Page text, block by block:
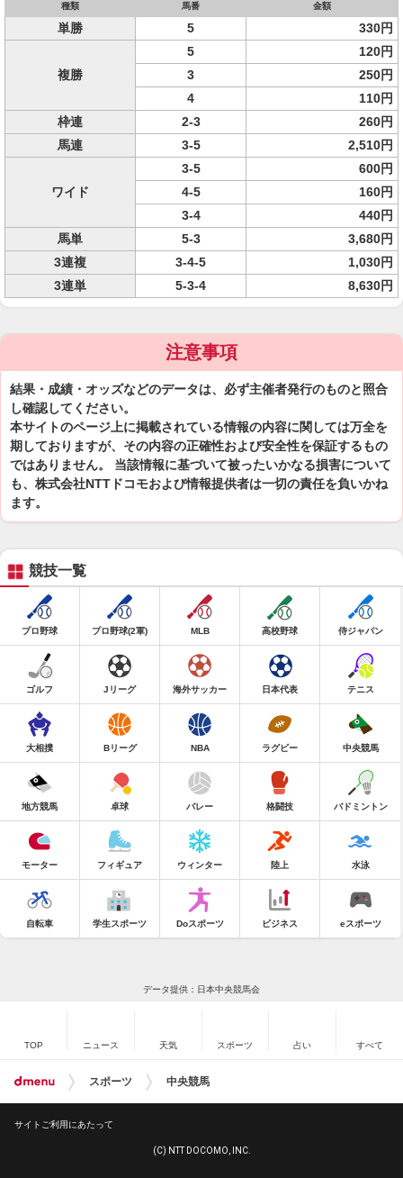
種類 馬番 金額
単勝 5 330円
複勝
5
120円
3
250円
4
110円
枠連
2-3
260円
馬連
3-5 2,510円
ワイド
3-5
600円
4-5
160円
3-4
440円
馬単
5-3
3,680円
3連複
3-4-5
1,030円
3連単
5-3-4 8,630円
注意事項
結果・成績・オッズなどのデータは、必ず主催者発行のものと照合
し確認してください。
本サイトのページ上に掲載されている情報の内容に関しては万全を
期しておりますが、その内容の正確性および安全性を保証するもの
ではありません。 当該情報に基づいて被ったいかなる損害について
も、株式会社NTTドコモおよび情報提供者は一切の責任を負いかね
ます。
競技一覧
プロ野球 プロ野球(2軍) MLB 高校野球 侍ジャパン
ゴルフ Jリーグ 海外サッカー 日本代表 テニス
大相撲 Bリーグ NBA ラグビー 中央競馬
地方競馬 卓球 バレー 格闘技 バドミントン
モーター フィギュア ウィンター 陸上 水泳
自転車 学生スポーツ Doスポーツ ビジネス eスポーツ
データ提供：日本中央競馬会
TOP ニュース 天気 スポーツ 占い すべて
スポーツ 中央競馬
サイトご利用にあたって
(C) NTT DOCOMO, INC.